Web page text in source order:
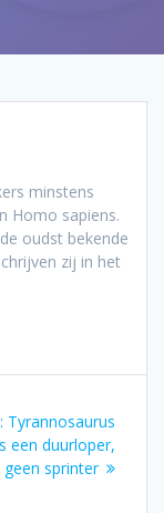
minstens
Homo sapiens.
oudst bekende
zij in het
Volgend
bericht:
Tyrannosaurus
een duurloper,
geen sprinter